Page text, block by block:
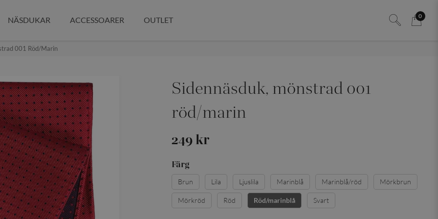
0
NÄSDUKAR ACCESSOARER OUTLET
001 Röd/marin
Sidennäsduk, mönstrad 001
röd/marin
249 kr
Färg
Brun Lila Ljuslila Marinblå Marinblå/röd Mörkbrun
Mörkröd Röd Röd/marinblå Svart